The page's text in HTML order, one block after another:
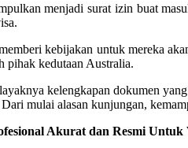
menjadi surat izin buat
kebijakan untuk mereka
pihak kedutaan Australia.
kelengkapan dokumen
mulai alasan kunjungan,
Akurat dan Resmi